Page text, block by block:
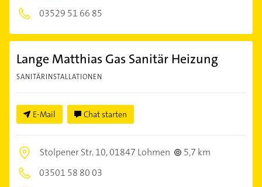
03529 51 66 85
Lange Matthias Gas Sanitär Heizung
SANITÄRINSTALLATIONEN
E-Mail Chat starten
Stolpener Str. 10,01847 Lohmen
5,7 km
03501 58 80 03